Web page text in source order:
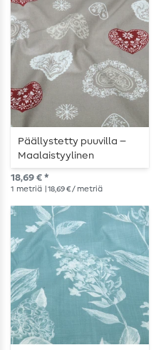
Päällystetty puuvilla –
Maalaistyylinen
sydänkuvio, harmaa
18,69 € *
1 metriä | 18,69 € / metriä